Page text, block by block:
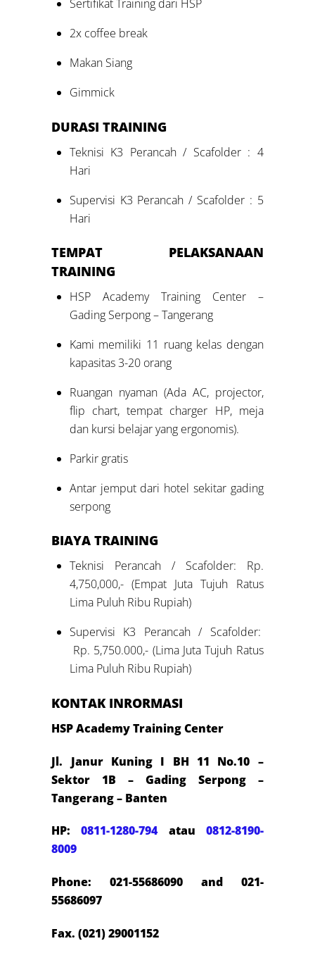
Sertifikat Training dari HSP
2x coffee break
Makan Siang
Gimmick
DURASI TRAINING
Teknisi K3 Perancah / Scafolder : 4
Hari
Supervisi K3 Perancah / Scafolder : 5
Hari
TEMPAT PELAKSANAAN
TRAINING
HSP Academy Training Center –
Gading Serpong – Tangerang
Kami memiliki 11 ruang kelas dengan
kapasitas 3-20 orang
Ruangan nyaman (Ada AC, projector,
flip chart, tempat charger HP, meja
dan kursi belajar yang ergonomis).
Parkir gratis
Antar jemput dari hotel sekitar gading
serpong
BIAYATRAINING
Teknisi Perancah / Scafolder: Rp.
4,750,000,- (Empat Juta Tujuh Ratus
Lima Puluh Ribu Rupiah)
Supervisi K3 Perancah / Scafolder:
Rp. 5,750.000,- (Lima Juta Tujuh Ratus
Lima Puluh Ribu Rupiah)
KONTAK INRORMASI
HSP Academy Training Center
Jl. Janur Kuning I BH 11 No.10 –
Sektor 1B – Gading Serpong –
Tangerang – Banten
HP:0811-1280-794atau 0812-8190-
8009
Phone: 021-55686090 and 021-
55686097
Fax. (021) 29001152